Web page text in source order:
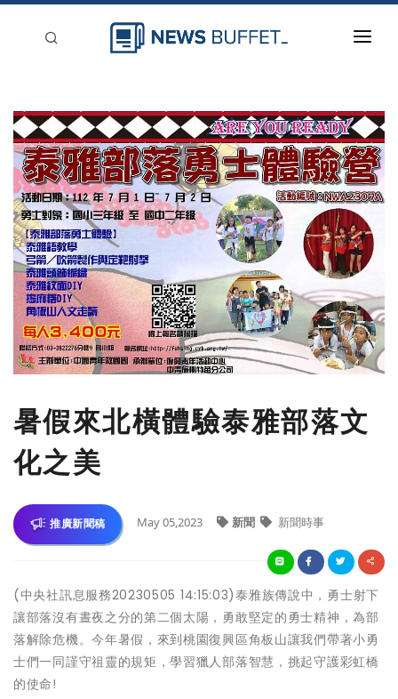
新聞稿分類
登入
刊登
暑假來北橫體驗泰雅部落文
化之美
推廣新聞稿 May 05,2023 新聞 新聞時事
(中央社訊息服務20230505 14:15:03)泰雅族傳說中，勇士射下
讓部落沒有晝夜之分的第二個太陽，勇敢堅定的勇士精神，為部
落解除危機。今年暑假，來到桃園復興區角板山讓我們帶著小勇
士們一同謹守祖靈的規矩，學習獵人部落智慧，挑起守護彩虹橋
的使命!